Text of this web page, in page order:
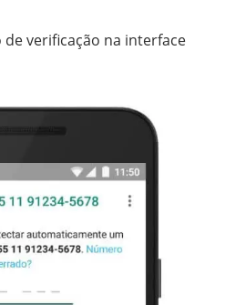
de verificação na interface